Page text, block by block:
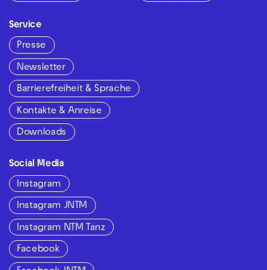
Service
Presse
Newsletter
Barrierefreiheit & Sprache
Kontakte & Anreise
Downloads
Social Media
Instagram
Instagram JNTM
Instagram NTM Tanz
Facebook